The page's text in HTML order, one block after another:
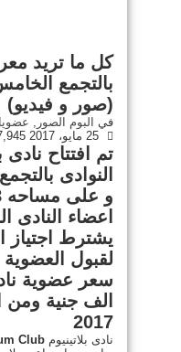
كل ما تريد
بالتجمع
(صور و فيديو)
في البوم الصور ,
25 مايو، 2017
7,945
تم افتتاح نادى
النوادى
اعضاء النادى
يشترط اجتياز
لقبول العضوية
الف جنية ومن
2017
نادى بلاتينيوم Club